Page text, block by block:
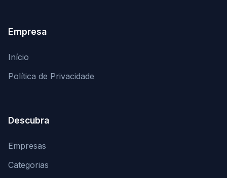
Empresa
Início
Política de Privacidade
Descubra
Empresas
Categorias